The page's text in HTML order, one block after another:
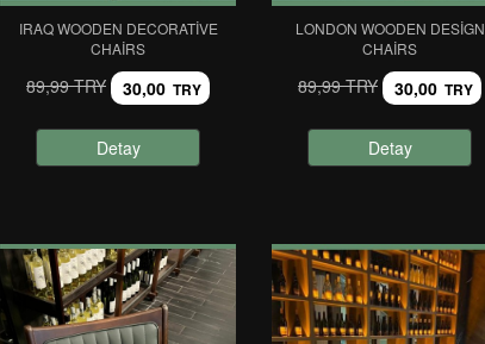
IRAQ WOODEN DECORATIVE
CHAIRS
89,99 TRY 30,00 TRY
Detay
LONDON WOODEN DESIGN
CHAIRS
89,99 TRY 30,00 TRY
Detay